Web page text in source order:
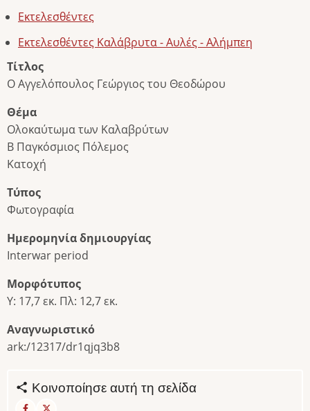
Εκτελεσθέντες
Εκτελεσθέντες Καλάβρυτα - Αυλές - Αλήμπεη
Τίτλος
Ο Αγγελόπουλος Γεώργιος του Θεοδώρου
Θέμα
Ολοκαύτωμα των Καλαβρύτων
Β Παγκόσμιος Πόλεμος
Κατοχή
Τύπος
Φωτογραφία
Ημερομηνία δημιουργίας
Interwar period
Μορφότυπος
Υ: 17,7 εκ. Πλ: 12,7 εκ.
Αναγνωριστικό
ark:/12317/dr1qjq3b8
Κοινοποίησε αυτή τη σελίδα